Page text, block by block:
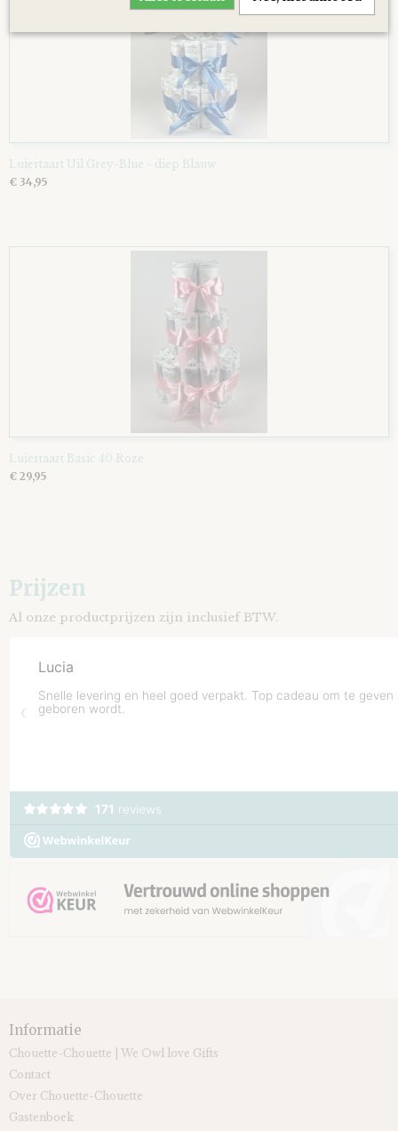
Luiertaart Uil Grey-Blue - diep Blauw
€ 34,95
Luiertaart Basic 40 Roze
€ 29,95
Prijzen
Al onze productprijzen zijn inclusief BTW.
Informatie
Chouette-Chouette | We Owl love Gifts
Contact
Over Chouette-Chouette
Gastenboek